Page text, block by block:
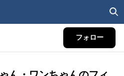
フォロー